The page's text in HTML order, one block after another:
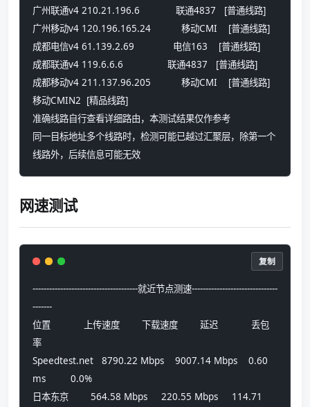
广州联通v4 210.21.196.6             联通4837   [普通线路]
广州移动v4 120.196.165.24           移动CMI    [普通线路]
成都电信v4 61.139.2.69              电信163    [普通线路]
成都联通v4 119.6.6.6                联通4837   [普通线路]
成都移动v4 211.137.96.205           移动CMI    [普通线路]
移动CMIN2  [精品线路]
准确线路自行查看详细路由，本测试结果仅作参考
同一目标地址多个线路时，检测可能已越过汇聚层，除第一个
线路外，后续信息可能无效
网速测试
--------------------------------------就近节点测速-------------------------------
-------
位置            上传速度        下载速度        延迟            丢包
率
Speedtest.net   8790.22 Mbps    9007.14 Mbps    0.60
ms         0.0%
日本东京        564.58 Mbps     220.55 Mbps     114.71
复制